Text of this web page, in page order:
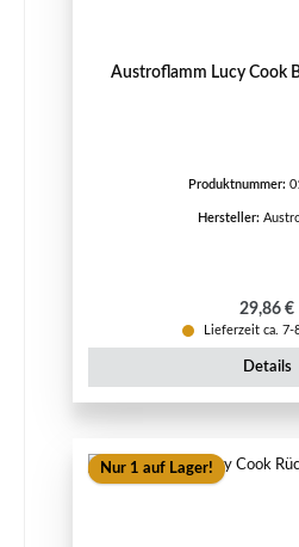
Austroflamm Lucy Cook
Produktnummer:
Hersteller:
29,86 €
Lieferzeit ca. 7-
Details
Nur 1 auf Lager!